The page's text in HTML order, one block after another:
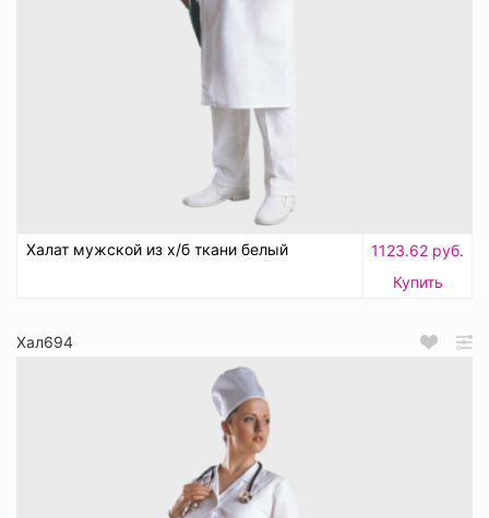
Халат мужской из х/б ткани белый
1123.62 руб.
Купить
Хал694